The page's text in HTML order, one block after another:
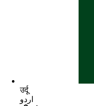
उर्दू
اردو